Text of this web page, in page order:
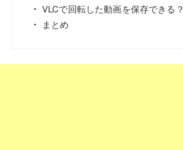
VLCで回転した動画を保存できる？
まとめ